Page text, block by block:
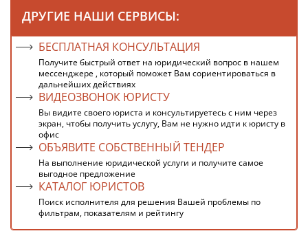
ДРУГИЕ НАШИ СЕРВИСЫ:
БЕСПЛАТНАЯ КОНСУЛЬТАЦИЯ
Получите быстрый ответ на юридический вопрос в нашем
мессенджере , который поможет Вам сориентироваться в
дальнейших действиях
ВИДЕОЗВОНОК ЮРИСТУ
Вы видите своего юриста и консультируетесь с ним через
экран, чтобы получить услугу, Вам не нужно идти к юристу в
офис
ОБЪЯВИТЕ СОБСТВЕННЫЙ ТЕНДЕР
На выполнение юридической услуги и получите самое
выгодное предложение
КАТАЛОГ ЮРИСТОВ
Поиск исполнителя для решения Вашей проблемы по
фильтрам, показателям и рейтингу